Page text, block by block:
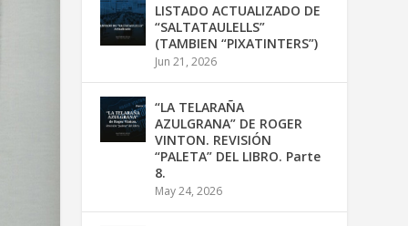
LISTADO ACTUALIZADO DE
“SALTATAULELLS”
(TAMBIEN “PIXATINTERS”)
Jun 21, 2026
“LA TELARAÑA
AZULGRANA” DE ROGER
VINTON. REVISIÓN
“PALETA” DEL LIBRO. Parte
8.
May 24, 2026